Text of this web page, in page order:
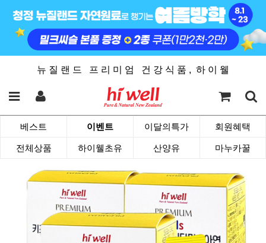
뉴 질 랜 드 프 리 미 엄 건 강 식 품 , 하 이 웰
베스트 이벤트 이달의특가 회원혜택
전체상품 하이웰초유 산양유 마누카꿀